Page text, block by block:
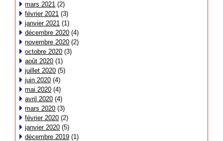
mars 2021 (2)
février 2021 (3)
janvier 2021 (1)
décembre 2020 (4)
novembre 2020 (2)
octobre 2020 (3)
août 2020 (1)
juillet 2020 (5)
juin 2020 (4)
mai 2020 (4)
avril 2020 (4)
mars 2020 (3)
février 2020 (2)
janvier 2020 (5)
décembre 2019 (1)